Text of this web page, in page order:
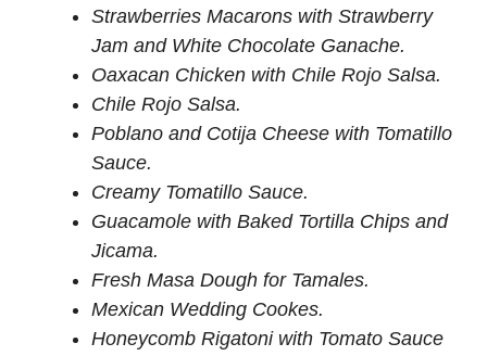
Strawberries Macarons with Strawberry
Jam and White Chocolate Ganache.
Oaxacan Chicken with Chile Rojo Salsa.
Chile Rojo Salsa.
Poblano and Cotija Cheese with Tomatillo
Sauce.
Creamy Tomatillo Sauce.
Guacamole with Baked Tortilla Chips and
Jicama.
Fresh Masa Dough for Tamales.
Mexican Wedding Cookes.
Honeycomb Rigatoni with Tomato Sauce